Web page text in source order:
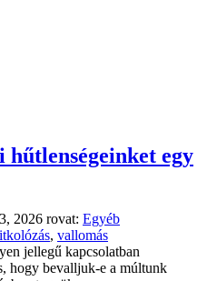
egy
2026 rovat: Egyéb
, vallomás
jellegű kapcsolatban
hogy bevalljuk-e a múltunk